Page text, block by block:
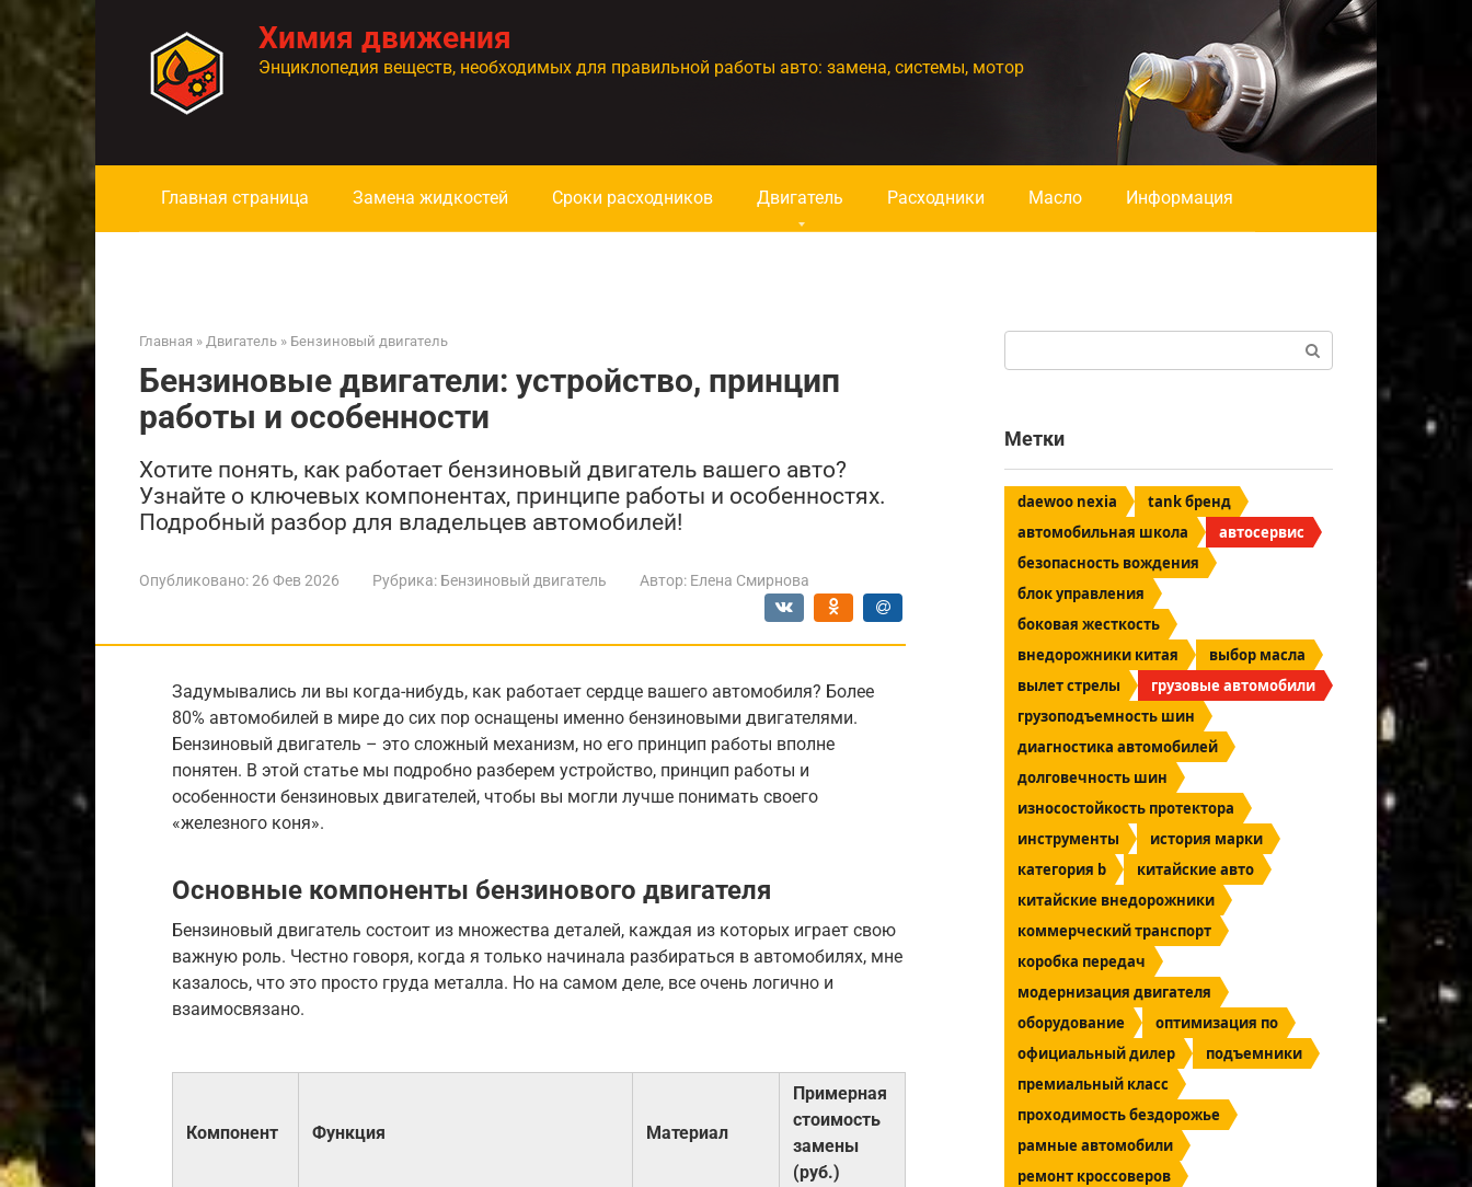
контенту
Химия движения
Энциклопедия веществ, необходимых для правильной работы авто: замена, системы, мотор
Главная страница Замена жидкостей Сроки расходников Двигатель Расходники Масло Информация
Главная » Двигатель » Бензиновый двигатель
Бензиновые двигатели: устройство, принцип
работы и особенности
Хотите понять, как работает бензиновый двигатель вашего авто?
Узнайте о ключевых компонентах, принципе работы и особенностях.
Подробный разбор для владельцев автомобилей!
Опубликовано:26 Фев 2026 Рубрика: Бензиновый двигатель Автор: Елена Смирнова
Задумывались ли вы когда-нибудь, как работает сердце вашего автомобиля? Более
80% автомобилей в мире до сих пор оснащены именно бензиновыми двигателями.
Бензиновый двигатель – это сложный механизм, но его принцип работы вполне
понятен. В этой статье мы подробно разберем устройство, принцип работы и
особенности бензиновых двигателей, чтобы вы могли лучше понимать своего
«железного коня».
Основные компоненты бензинового двигателя
Бензиновый двигатель состоит из множества деталей, каждая из которых играет свою
важную роль. Честно говоря, когда я только начинала разбираться в автомобилях, мне
казалось, что это просто груда металла. Но на самом деле, все очень логично и
взаимосвязано.
Компонент Функция Материал
Примерная
стоимость
замены
(руб.)
Метки
daewoo nexia
tank бренд
автомобильная школа
автосервис
безопасность вождения
блок управления
боковая жесткость
внедорожники китая
выбор масла
вылет стрелы
грузовые автомобили
грузоподъемность шин
диагностика автомобилей
долговечность шин
износостойкость протектора
инструменты
история марки
категория b
китайские авто
китайские внедорожники
коммерческий транспорт
коробка передач
модернизация двигателя
оборудование
оптимизация по
официальный дилер
подъемники
премиальный класс
проходимость бездорожье
рамные автомобили
ремонт кроссоверов